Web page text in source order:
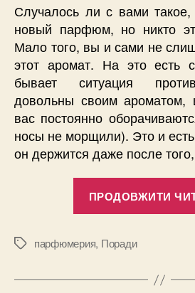
Случалось ли с вами
новый парфюм, но никто
Мало того, вы и сами не
этот аромат. На это есть
бывает ситуация
довольны своим
вас постоянно
носы не морщили). Это и
он держится даже после
ПРОДОВЖИТИ
Позначкипарфюмерия, Поради